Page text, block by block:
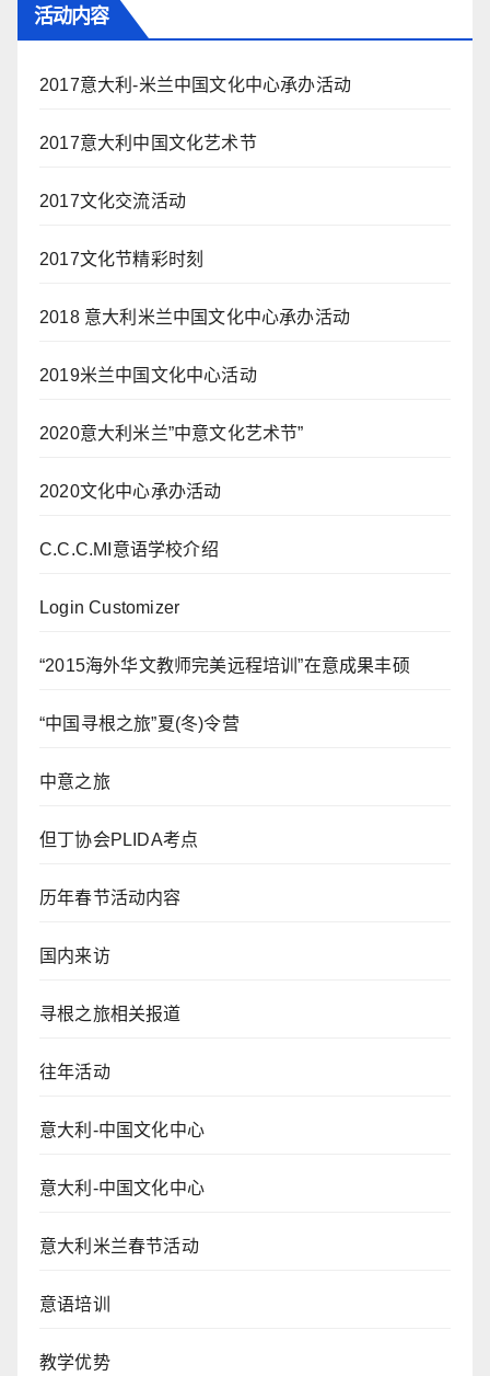
活动内容
2017意大利-米兰中国文化中心承办活动
2017意大利中国文化艺术节
2017文化交流活动
2017文化节精彩时刻
2018 意大利米兰中国文化中心承办活动
2019米兰中国文化中心活动
2020意大利米兰”中意文化艺术节”
2020文化中心承办活动
C.C.C.MI意语学校介绍
Login Customizer
“2015海外华文教师完美远程培训”在意成果丰硕
“中国寻根之旅”夏(冬)令营
中意之旅
但丁协会PLIDA考点
历年春节活动内容
国内来访
寻根之旅相关报道
往年活动
意大利-中国文化中心
意大利-中国文化中心
意大利米兰春节活动
意语培训
教学优势